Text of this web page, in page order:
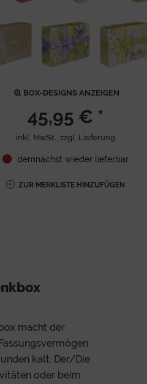
BOX-DESIGNS ANZEIGEN
45,95 € *
inkl. MwSt., zzgl. Lieferung
demnächst wieder lieferbar
ZUR MERKLISTE HINZUFÜGEN
macht der
kalt. Der/Die
oder beim